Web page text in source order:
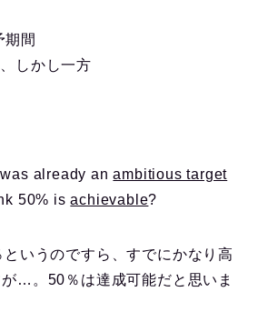
間
しかし一方
already anambitious target
50% isachievable?
いうのですら、すでにかなり高
…。50％は達成可能だと思いま